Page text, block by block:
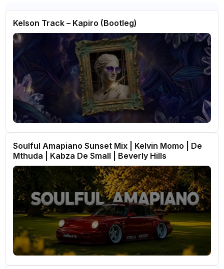
Kelson Track – Kapiro (Bootleg)
Soulful Amapiano Sunset Mix | Kelvin Momo | De
Mthuda | Kabza De Small | Beverly Hills